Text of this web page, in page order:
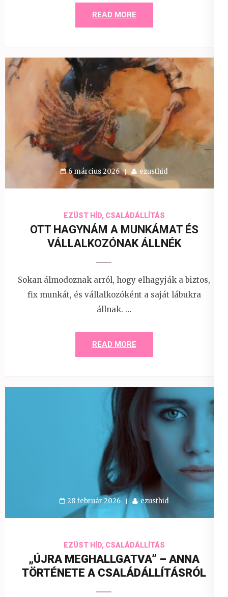
READ MORE
6 március 2026 ezusthid
EZÜST HÍD, CSALÁDÁLLÍTÁS
OTT HAGYNÁM A MUNKÁMAT ÉS
VÁLLALKOZÓNAK ÁLLNÉK
Sokan álmodoznak arról, hogy elhagyják a biztos,
fix munkát, és vállalkozóként a saját lábukra
állnak. …
READ MORE
28 február 2026 ezusthid
EZÜST HÍD, CSALÁDÁLLÍTÁS
„ÚJRA MEGHALLGATVA” – ANNA
TÖRTÉNETE A CSALÁDÁLLÍTÁSRÓL